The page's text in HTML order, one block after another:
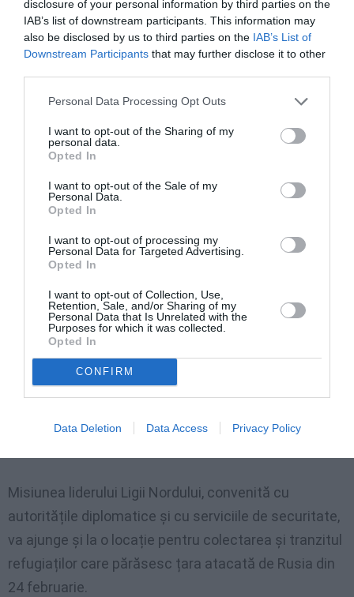
disclosure of your personal information by third parties on the
IAB’s list of downstream participants. This information may
also be disclosed by us to third parties on the IAB’s List of
Downstream Participants that may further disclose it to other
Personal Data Processing Opt Outs
I want to opt-out of the Sharing of my
personal data.
Opted In
I want to opt-out of the Sale of my
Personal Data.
Opted In
I want to opt-out of processing my
Personal Data for Targeted Advertising.
Opted In
I want to opt-out of Collection, Use,
Retention, Sale, and/or Sharing of my
Personal Data that Is Unrelated with the
Purposes for which it was collected.
Opted In
CONFIRM
Data Deletion Data Access Privacy Policy
Acum – scrie www.iltempo.it – va fi vorba de a
rămâne câteva zile în Polonia și de a organiza în cel
din partea voluntariatului.
Secretarul Ligii a spus săptămâna trecută că este
gata să meargă în Ucraina sau, cel puțin, să meargă
până la granița cu Polonia.
Scandal monstru în Italia, aghiotantul lui Salvini, doi
români și drogul violului
Acum a organizat în mod privat călătoria și va ajunge
mai întâi la Varșovia pentru o serie de întâlniri și apoi
va merge la granița cu Ucraina. „Nu mă interesează
spus el, marți, înainte de întâlnirea cu ambasadorul
Misiunea liderului Ligii Nordului, convenită cu
autoritățile diplomatice și cu serviciile de securitate,
va ajunge și la o locație pentru colectarea și tranzitul
refugiaților care părăsesc țara atacată de Rusia din
24 februarie.